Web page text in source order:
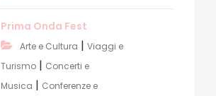
Prima Onda Fest
Arte e Cultura | Viaggi e
Turismo | Concerti e
Musica | Conferenze e